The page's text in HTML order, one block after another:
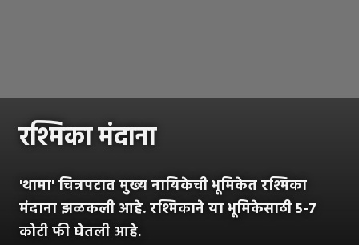
रश्मिका मंदाना
'थामा' चित्रपटात मुख्य नायिकेची भूमिकेत रश्मिका
मंदाना झळकली आहे. रश्मिकाने या भूमिकेसाठी 5-7
कोटी फी घेतली आहे.